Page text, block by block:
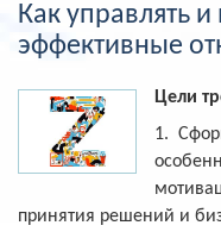
Как управлять и
эффективные
Цели
1.
принятия решений и